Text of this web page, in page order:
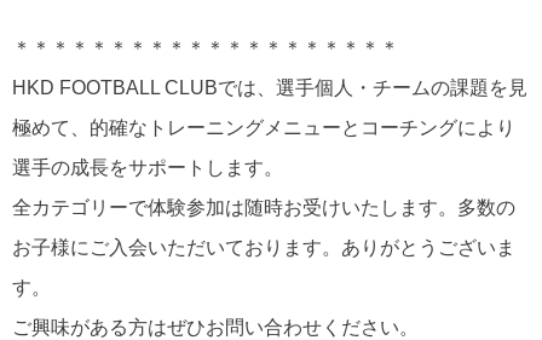
＊＊＊＊＊＊＊＊＊＊＊＊＊＊＊＊＊＊＊＊
HKD FOOTBALL CLUBでは、選手個人・チームの課題を見
極めて、的確なトレーニングメニューとコーチングにより
選手の成長をサポートします。
全カテゴリーで体験参加は随時お受けいたします。多数の
お子様にご入会いただいております。ありがとうございま
す。
ご興味がある方はぜひお問い合わせください。